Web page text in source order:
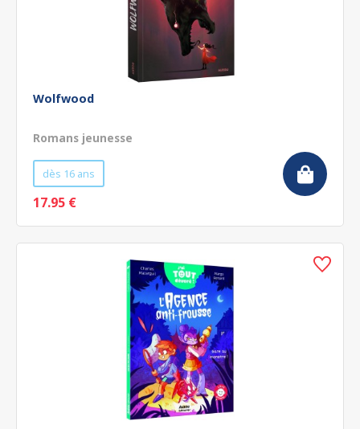
Wolfwood
Romans jeunesse
dès 16 ans
17.95 €